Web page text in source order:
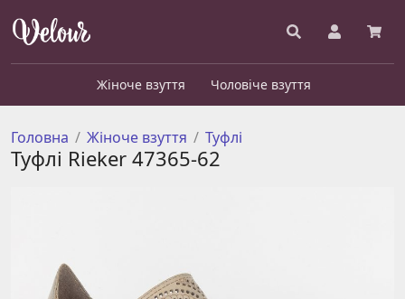
Жіноче взуття Чоловіче взуття
Головна Жіноче взуття Туфлі
Туфлі Rieker 47365-62